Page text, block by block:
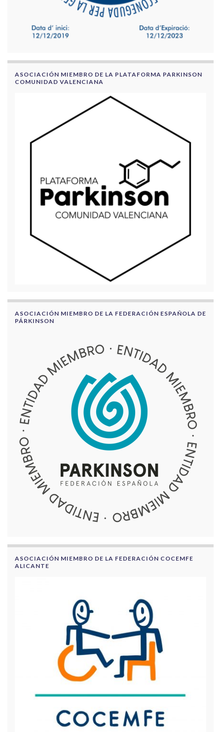
ASOCIACIÓN MIEMBRO DE LA PLATAFORMA PARKINSON
COMUNIDAD VALENCIANA
ASOCIACIÓN MIEMBRO DE LA FEDERACIÓN ESPAÑOLA DE
PÁRKINSON
ASOCIACIÓN MIEMBRO DE LA FEDERACIÓN COCEMFE
ALICANTE